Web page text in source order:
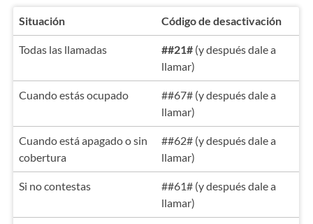
Situación Código de desactivación
Todas las llamadas ##21# (y después dale a
llamar)
Cuando estás ocupado
##67# (y después dale a
llamar)
Cuando está apagado o sin
cobertura
##62# (y después dale a
llamar)
Si no contestas
##61# (y después dale a
llamar)